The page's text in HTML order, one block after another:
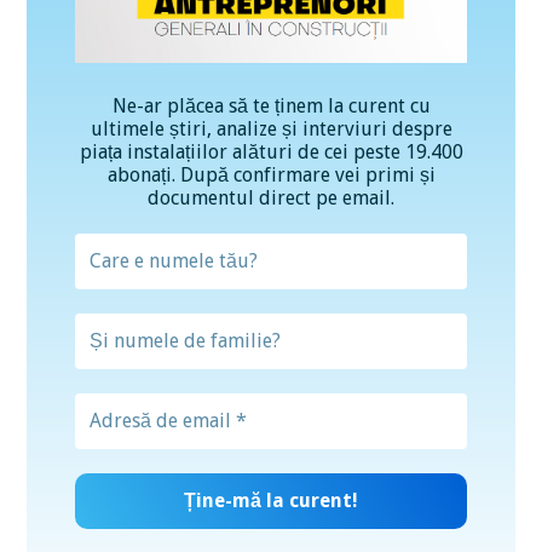
Ne-ar plăcea să te ținem la curent cu
ultimele știri, analize și interviuri despre
piața instalațiilor alături de cei peste 19.400
abonați. După confirmare vei primi și
documentul direct pe email.